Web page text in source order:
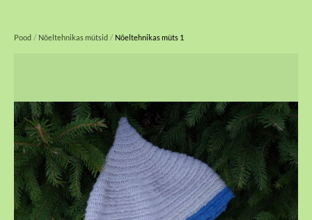
Pood / Nõeltehnikas mütsid / Nõeltehnikas müts 1